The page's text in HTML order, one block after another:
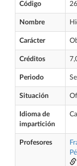
Código
Nombre
Carácter
Créditos
Periodo
Situación
Idioma de
impartición
Profesores